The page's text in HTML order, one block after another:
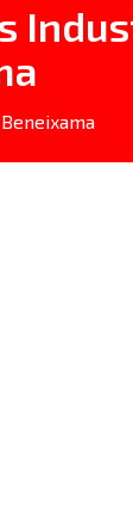
Beneixama